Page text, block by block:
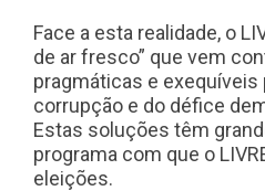
Face a esta realidade, o
de ar fresco” que vem
pragmáticas e exequíveis
corrupção e do défice
Estas soluções têm
programa com que o
eleições.